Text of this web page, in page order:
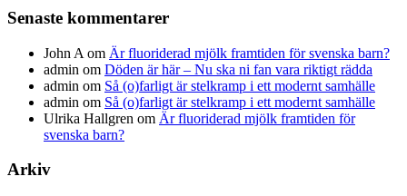
Senaste kommentarer
John A om Är fluoriderad mjölk framtiden för svenska barn?
admin om Döden är här – Nu ska ni fan vara riktigt rädda
admin om Så (o)farligt är stelkramp i ett modernt samhälle
admin om Så (o)farligt är stelkramp i ett modernt samhälle
Ulrika Hallgren om Är fluoriderad mjölk framtiden för
svenska barn?
Arkiv